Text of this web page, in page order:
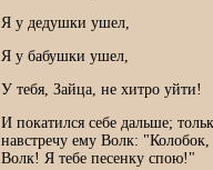
Я у дедушки ушел,
Я у бабушки ушел,
У тебя, Зайца, не хитро уйти!
И покатился себе дальше;
навстречу ему Волк:
Волк! Я тебе песенку спою!"